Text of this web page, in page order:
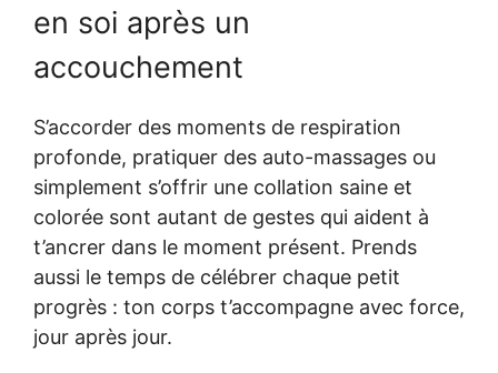
en soi après un
accouchement
S’accorder des moments de respiration
profonde, pratiquer des auto-massages ou
simplement s’offrir une collation saine et
colorée sont autant de gestes qui aident à
t’ancrer dans le moment présent. Prends
aussi le temps de célébrer chaque petit
progrès : ton corps t’accompagne avec force,
jour après jour.